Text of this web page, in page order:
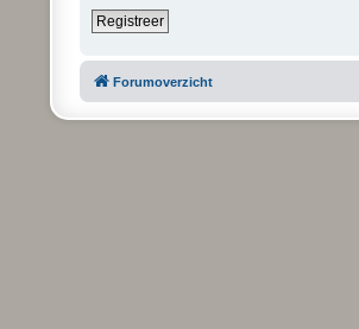
Registreer
Forumoverzicht